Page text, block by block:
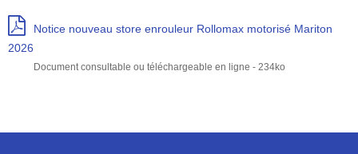
Notice nouveau store enrouleur Rollomax motorisé Mariton
2026
Document consultable ou téléchargeable en ligne - 234ko